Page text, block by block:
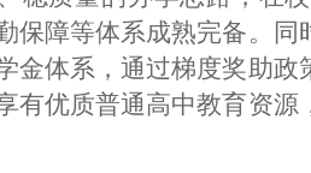
保障等体系成熟完备。
金体系，通过梯度奖助
有优质普通高中教育资